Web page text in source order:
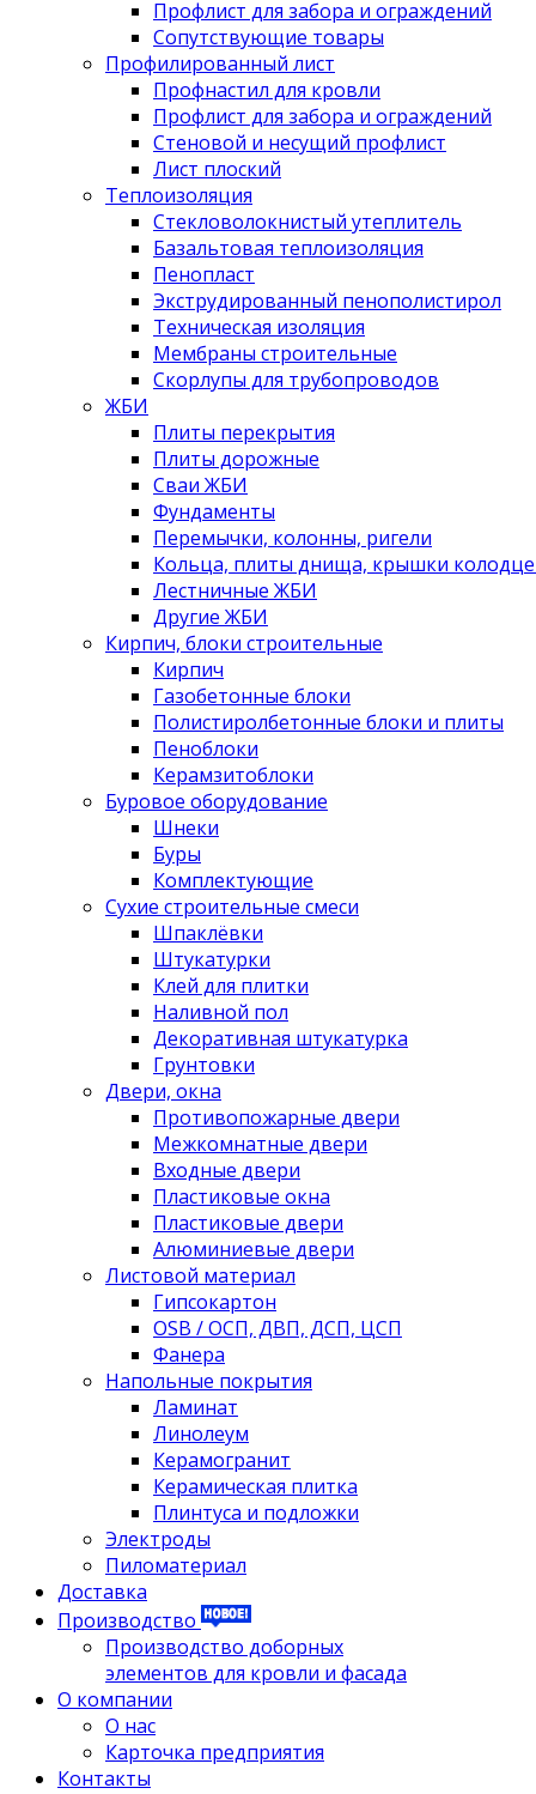
Профлист для забора и ограждений
Сопутствующие товары
Профилированный лист
Профнастил для кровли
Профлист для забора и ограждений
Стеновой и несущий профлист
Лист плоский
Теплоизоляция
Стекловолокнистый утеплитель
Базальтовая теплоизоляция
Пенопласт
Экструдированный пенополистирол
Техническая изоляция
Мембраны строительные
Скорлупы для трубопроводов
ЖБИ
Плиты перекрытия
Плиты дорожные
Сваи ЖБИ
Фундаменты
Перемычки, колонны, ригели
Кольца, плиты днища, крышки
Лестничные ЖБИ
Другие ЖБИ
Кирпич, блоки строительные
Кирпич
Газобетонные блоки
Полистиролбетонные блоки и плиты
Пеноблоки
Керамзитоблоки
Буровое оборудование
Шнеки
Буры
Комплектующие
Сухие строительные смеси
Шпаклёвки
Штукатурки
Клей для плитки
Наливной пол
Декоративная штукатурка
Грунтовки
Двери, окна
Противопожарные двери
Межкомнатные двери
Входные двери
Пластиковые окна
Пластиковые двери
Алюминиевые двери
Листовой материал
Гипсокартон
OSB / ОСП, ДВП, ДСП, ЦСП
Фанера
Напольные покрытия
Ламинат
Линолеум
Керамогранит
Керамическая плитка
Плинтуса и подложки
Электроды
Пиломатериал
Доставка
Производство
Производство доборных
элементов для кровли и фасада
О компании
О нас
Карточка предприятия
Контакты